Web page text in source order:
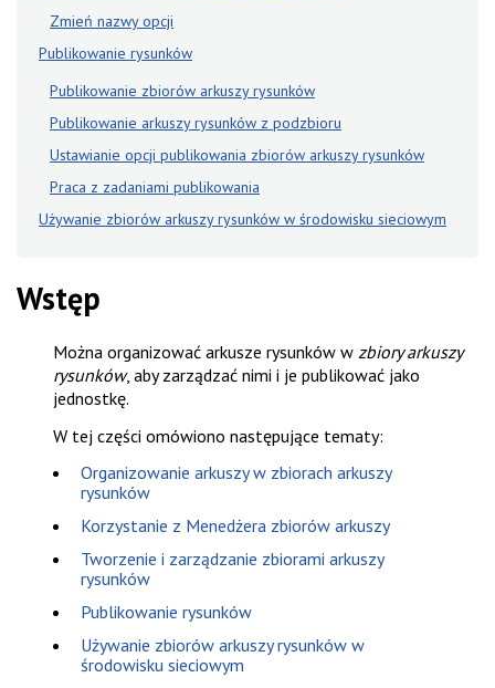
Zmień nazwy opcji
Publikowanie rysunków
Publikowanie zbiorów arkuszy rysunków
Publikowanie arkuszy rysunków z podzbioru
Ustawianie opcji publikowania zbiorów arkuszy rysunków
Praca z zadaniami publikowania
Używanie zbiorów arkuszy rysunków w środowisku sieciowym
Wstęp
Można organizować arkusze rysunków wzbiory arkuszy
rysunków, aby zarządzać nimi i je publikować jako
jednostkę.
W tej części omówiono następujące tematy:
Organizowanie arkuszy w zbiorach arkuszy
rysunków
Korzystanie z Menedżera zbiorów arkuszy
Tworzenie i zarządzanie zbiorami arkuszy
rysunków
Publikowanie rysunków
Używanie zbiorów arkuszy rysunków w
środowisku sieciowym